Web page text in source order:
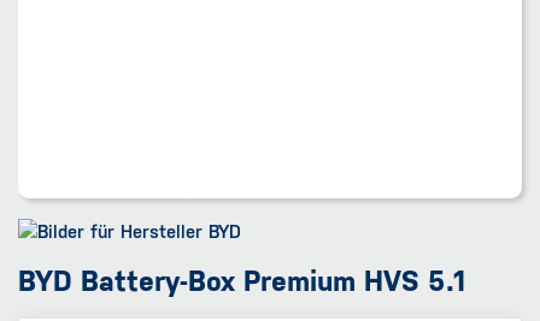
BYD Battery-Box Premium HVS 5.1